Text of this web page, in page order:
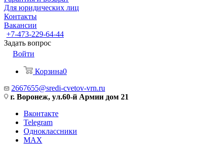
Для юридических лиц
Контакты
Вакансии
+7-473-229-64-44
Задать вопрос
Войти
Корзина0
2667655@sredi-cvetov-vrn.ru
г. Воронеж, ул.60-й Армии дом 21
Вконтакте
Telegram
Одноклассники
MAX